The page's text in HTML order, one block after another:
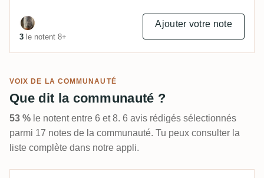
3 le notent 8+
Ajouter votre note
VOIX DE LA COMMUNAUTÉ
Que dit la communauté ?
53 % le notent entre 6 et 8. 6 avis rédigés sélectionnés
parmi 17 notes de la communauté. Tu peux consulter la
liste complète dans notre appli.